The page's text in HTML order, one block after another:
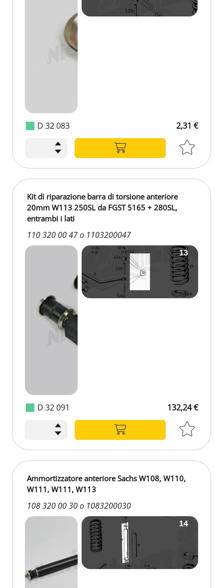
D 32 083 2,31 €
D 32 091
Kit di riparazione barra di torsione anteriore
20mm W113 250SL da FGST 5165 + 280SL,
entrambi i lati
110 320 00 47 o 1103200047
132,24 €
Ammortizzatore anteriore Sachs W108, W110,
W111, W111, W113
108 320 00 30 o 1083200030